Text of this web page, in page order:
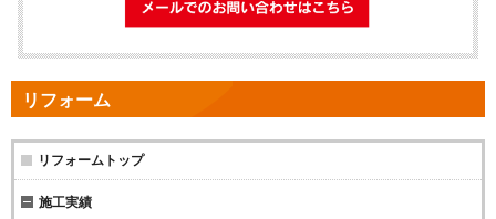
リフォーム
リフォームトップ
施工実績